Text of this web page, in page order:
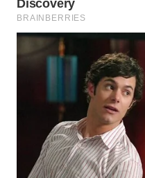
UTARA
SAMOSIR
PADANG
LAWAS
WN
SUMEDANG